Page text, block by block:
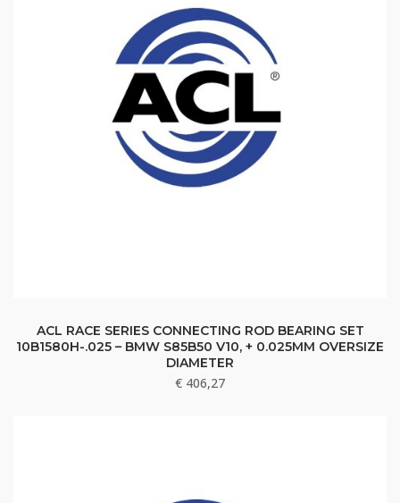
ACL RACE SERIES CONNECTING ROD BEARING SET
10B1580H-.025 – BMW S85B50 V10, + 0.025MM OVERSIZE
DIAMETER
€ 406,27